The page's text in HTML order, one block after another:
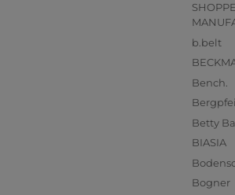
b.belt
Bench.
Betty
BIASIA
Bogner